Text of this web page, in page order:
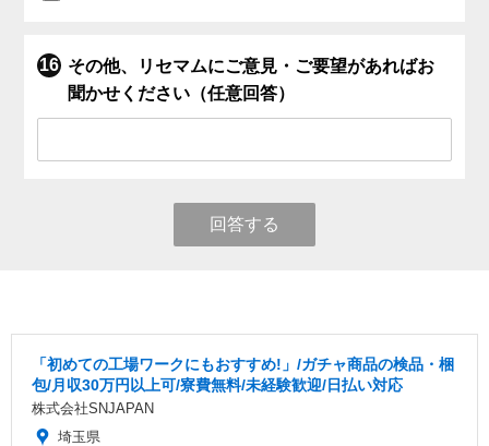
その他、リセマムにご意見・ご要望があればお
聞かせください（任意回答）
回答する
「初めての工場ワークにもおすすめ!」/ガチャ商品の検品・梱
包/月収30万円以上可/寮費無料/未経験歓迎/日払い対応
株式会社SNJAPAN
埼玉県